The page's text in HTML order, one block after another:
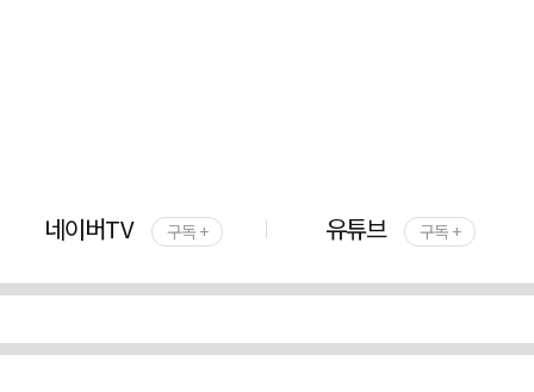
네이버TV 구독 + 유튜브 구독 +